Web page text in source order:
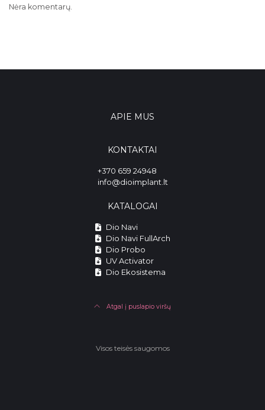
Nėra komentarų.
APIE MUS
KONTAKTAI
+370 659 24948
info@dioimplant.lt
KATALOGAI
Dio Navi
Dio Navi FullArch
Dio Probo
UV Activator
Dio Ekosistema
Atgal į puslapio viršų
Visos teisės saugomos